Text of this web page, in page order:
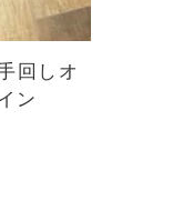
回しオ
ン